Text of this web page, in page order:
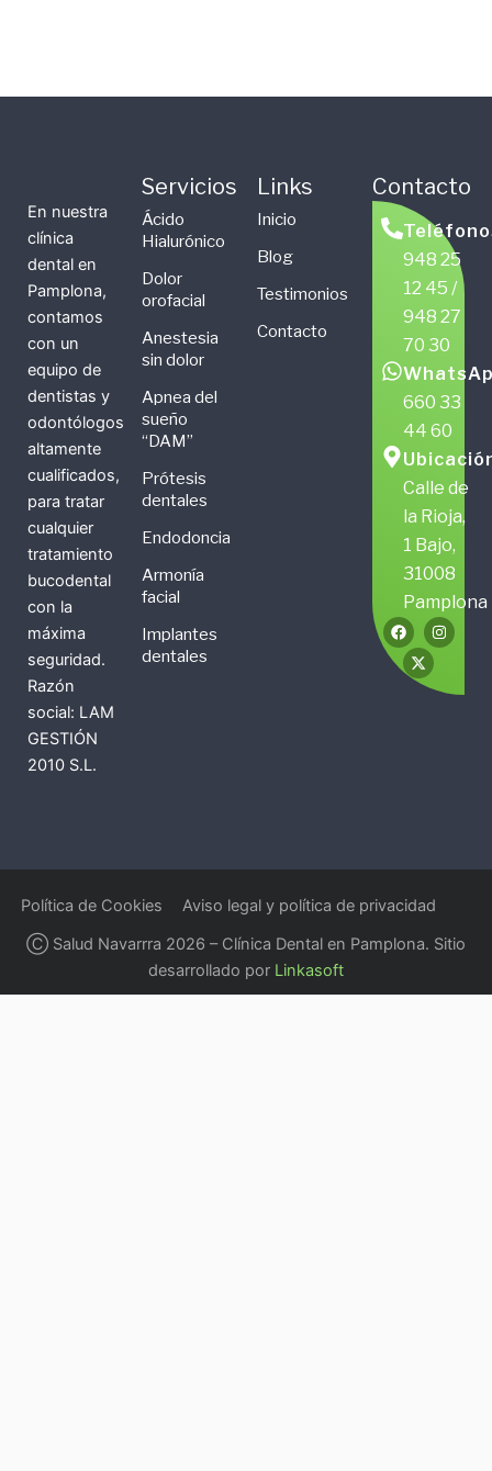
En nuestra
clínica
dental en
Pamplona,
contamos
con un
equipo de
dentistas y
odontólogos
altamente
cualificados,
para tratar
cualquier
tratamiento
bucodental
con la
máxima
seguridad.
Razón
social: LAM
GESTIÓN
2010 S.L.
Servicios
Ácido
Hialurónico
Dolor
orofacial
Anestesia
sin dolor
Apnea del
sueño
“DAM”
Prótesis
dentales
Endodoncia
Armonía
facial
Implantes
dentales
Links
Inicio
Blog
Testimonios
Contacto
Contacto
948 25
12 45 /
948 27
70 30
660 33
44 60
Calle de
la Rioja,
1 Bajo,
31008
Pamplona
F
a
c
e
I
n
s
g
X
t
w
i
Ⓒ Salud Navarrra 2026 – Clínica Dental en Pamplona. Sitio
desarrollado por Linkasoft
Política de Cookies Aviso legal y política de privacidad